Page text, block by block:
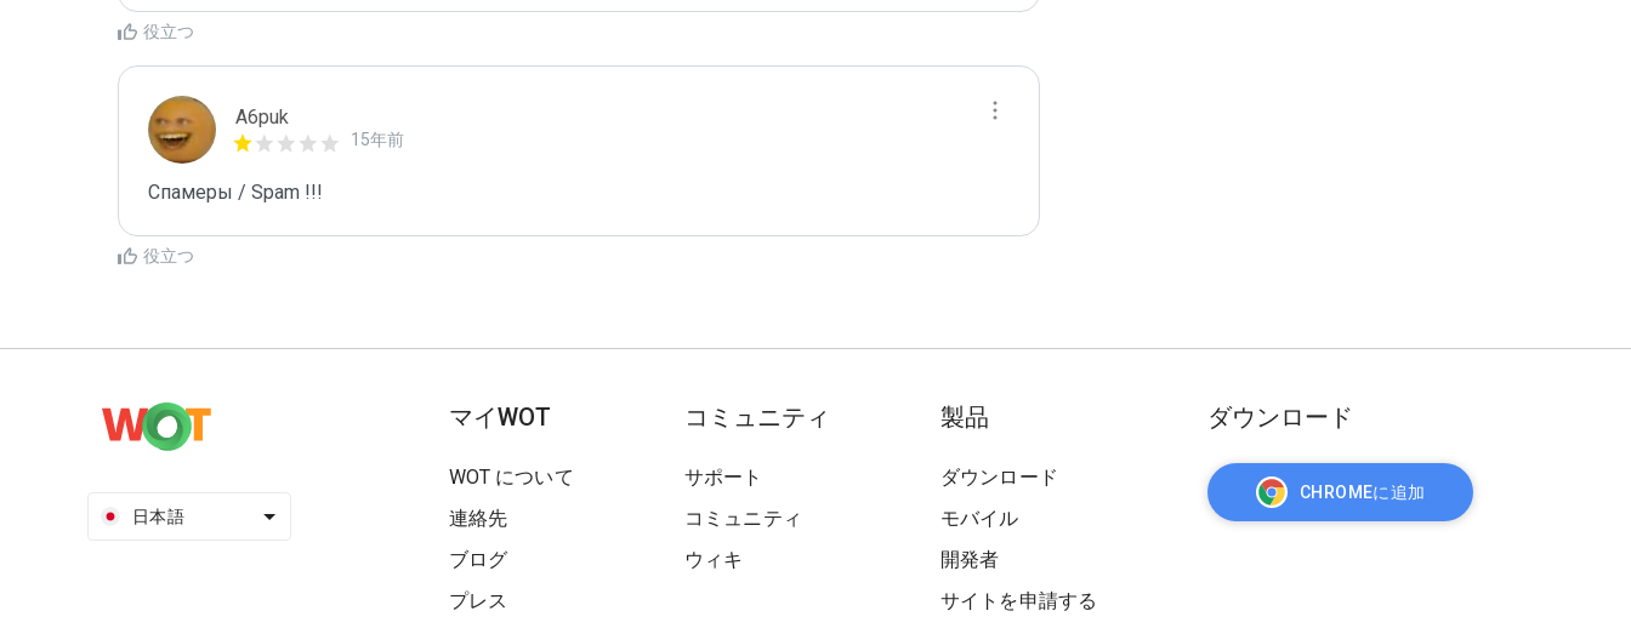
役立つ
A6puk
15年前
Спамеры / Spam !!!
役立つ
日本語
マイWOT
WOT について
連絡先
ブログ
プレス
コミュニティ
サポート
コミュニティ
ウィキ
製品
ダウンロード
モバイル
開発者
サイトを申請する
ダウンロード
CHROMEに追加